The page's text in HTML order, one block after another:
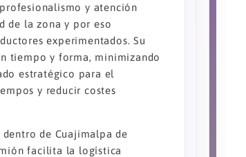
y atención
de la zona y por eso
experimentados. Su
tiempo y forma, minimizando
estratégico para el
y reducir costes
de Cuajimalpa de
facilita la logística